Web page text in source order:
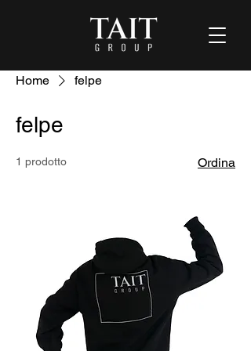
Home felpe
felpe
1 prodotto Ordina